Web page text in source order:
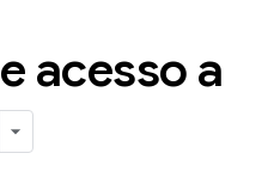
acesso a